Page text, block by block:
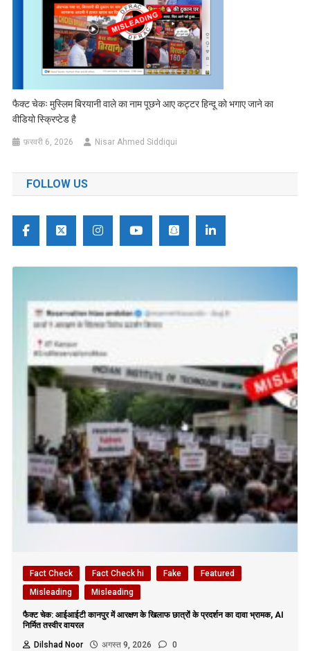
फैक्ट चेकः मुस्लिम बिरयानी वाले का नाम पूछने आए कट्टर हिन्दू को भगाए जाने का
वीडियो स्क्रिप्टेड है
फ़रवरी 6, 2026 Nisar Ahmed Siddiqui
FOLLOW US
Fact Check Fact Check hi Fake
Featured
Misleading
Misleading
फैक्ट चेक: आईआईटी कानपुर में आरक्षण के खिलाफ छात्रों के प्रदर्शन का दावा भ्रामक, AI
निर्मित तस्वीर वायरल
Dilshad Noor
अगस्त 9, 2026 0